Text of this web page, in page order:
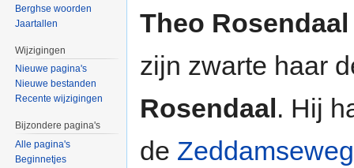
Theo Rosendaal
zijn zwarte haar
Rosendaal. Hij
de Zeddamseweg
Berghse woorden
Jaartallen
Wijzigingen
Nieuwe pagina's
Nieuwe bestanden
Recente wijzigingen
Bijzondere pagina's
Alle pagina's
Beginnetjes